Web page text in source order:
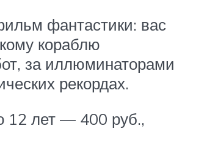
фантастики: вас
кораблю
за иллюминаторами
рекордах.
12 лет — 400 руб.,